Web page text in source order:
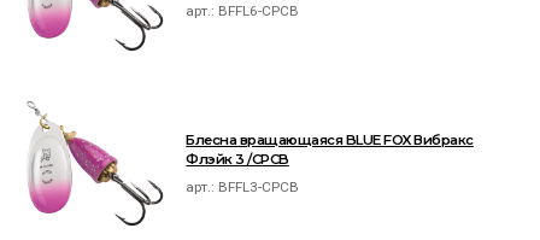
арт.: BFFL6-CPCB
Блесна вращающаяся BLUE FOX Вибракс
Флэйк 3 /CPCB
арт.: BFFL3-CPCB